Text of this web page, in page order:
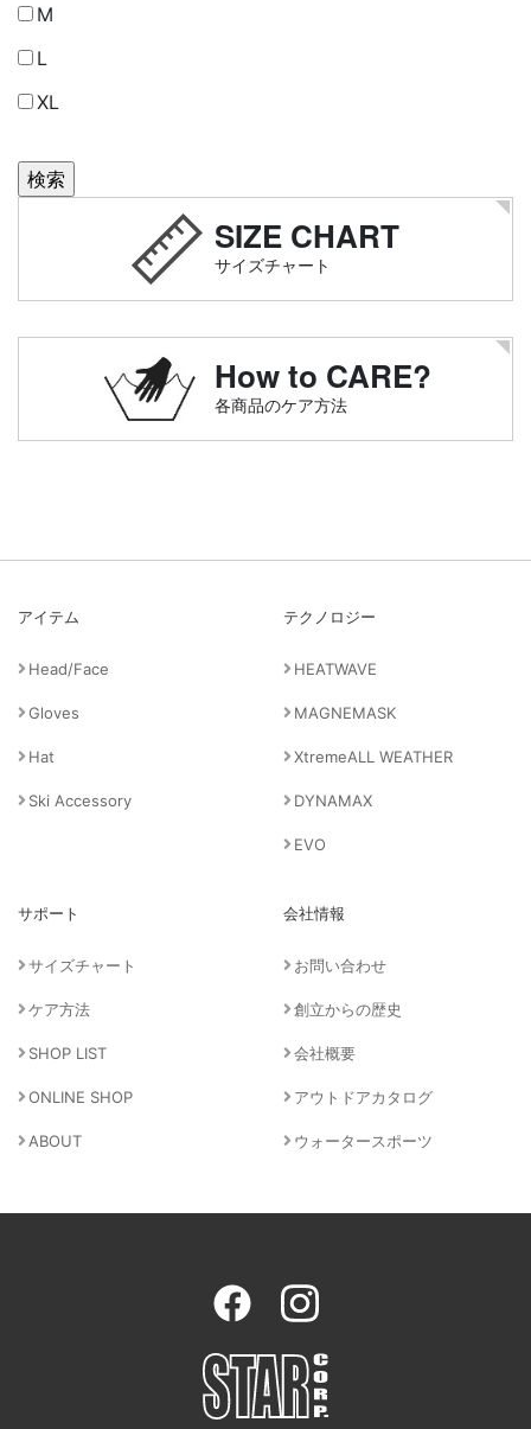
M
L
XL
SIZE CHART
サイズチャート
How to CARE?
各商品のケア方法
アイテム
Head/Face
Gloves
Hat
Ski Accessory
テクノロジー
HEATWAVE
MAGNEMASK
XtremeALL WEATHER
DYNAMAX
EVO
サポート
サイズチャート
ケア方法
SHOP LIST
ONLINE SHOP
ABOUT
会社情報
お問い合わせ
創立からの歴史
会社概要
アウトドアカタログ
ウォータースポーツ